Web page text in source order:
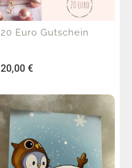
20 Euro Gutschein
20,00 €